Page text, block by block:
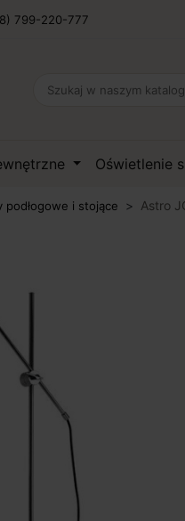
799-220-777
Oświetlenie
podłogowe i stojące Astro